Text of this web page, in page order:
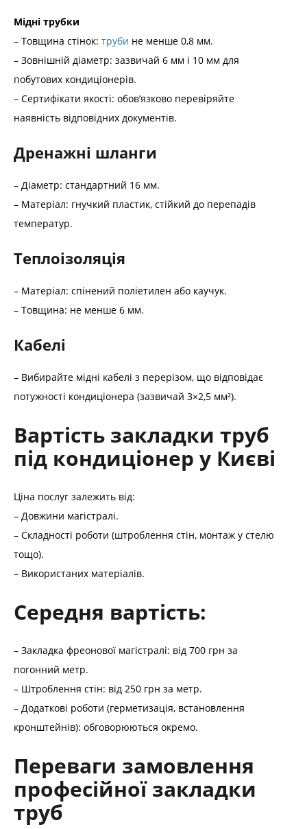
Мідні трубки
– Товщина стінок: труби не менше 0,8 мм.
– Зовнішній діаметр: зазвичай 6 мм і 10 мм для
побутових кондиціонерів.
– Сертифікати якості: обов’язково перевіряйте
наявність відповідних документів.
Дренажні шланги
– Діаметр: стандартний 16 мм.
– Матеріал: гнучкий пластик, стійкий до перепадів
температур.
Теплоізоляція
– Матеріал: спінений поліетилен або каучук.
– Товщина: не менше 6 мм.
Кабелі
– Вибирайте мідні кабелі з перерізом, що відповідає
потужності кондиціонера (зазвичай 3×2,5 мм²).
Вартість закладки труб
під кондиціонер у Києві
Ціна послуг залежить від:
– Довжини магістралі.
– Складності роботи (штроблення стін, монтаж у стелю
тощо).
– Використаних матеріалів.
Середня вартість:
– Закладка фреонової магістралі: від 700 грн за
погонний метр.
– Штроблення стін: від 250 грн за метр.
– Додаткові роботи (герметизація, встановлення
кронштейнів): обговорюються окремо.
Переваги замовлення
професійної закладки
труб